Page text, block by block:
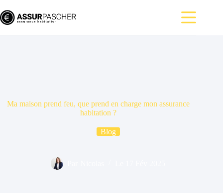
au
contenu
Ma maison prend feu, que prend en charge mon assurance
habitation ?
Blog